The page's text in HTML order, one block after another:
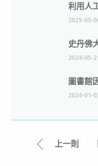
2025-05-
2024-05-
2024-01-
上一則